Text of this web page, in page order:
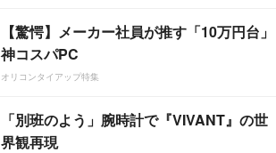
【驚愕】メーカー社員が推す「10万円台」
神コスパPC
オリコンタイアップ特集
「別班のよう」腕時計で『VIVANT』の世
界観再現